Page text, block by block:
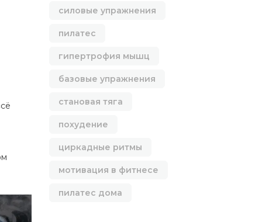
силовые упражнения
пилатес
гипертрофия мышц
базовые упражнения
становая тяга
похудение
циркадные ритмы
мотивация в фитнесе
пилатес дома